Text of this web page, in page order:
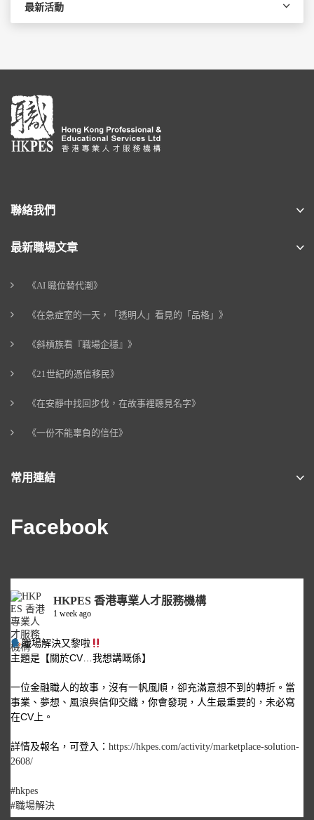
最新活動
聯絡我們
最新職場文章
《AI 職位替代潮》
《在急症室的一天，「透明人」看見的「品格」》
《斜槓族看『職場企穩』》
《21世紀的憑信移民》
《在安靜中找回步伐，在故事裡聽見名字》
《一份不能辜負的信任》
常用連結
Facebook
HKPES 香港專業人才服務機構
1 week ago
職場解決又黎啦
主題是【關於CV…我想講嘅係】
一位金融職人的故事，沒有一帆風順，卻充滿意想不到的轉折。當
事業、夢想、風浪與信仰交織，你會發現，人生最重要的，未必寫
在CV上。
詳情及報名，可登入： https://hkpes.com/activity/marketplace-solution-
2608/
#hkpes
#職場解決